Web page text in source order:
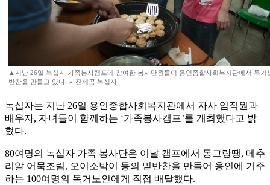
▲지난 26일 녹십자 가족봉사캠프에 참여한 봉사단원들이 용인종합사회복지관에서 독거
반찬을 만들고 있다. 사진제공 녹십자
녹십자는 지난 26일 용인종합사회복지관에서 자사 임직원과
배우자, 자녀들이 함께하는 ‘가족봉사캠프’를 개최했다고 밝
혔다.
80여명의 녹십자 가족 봉사단은 이날 캠프에서 동그랑땡, 메추
리알 어묵조림, 오이소박이 등의 밑반찬을 만들어 용인에 거주
하는 100여명의 독거노인에게 직접 배달했다.